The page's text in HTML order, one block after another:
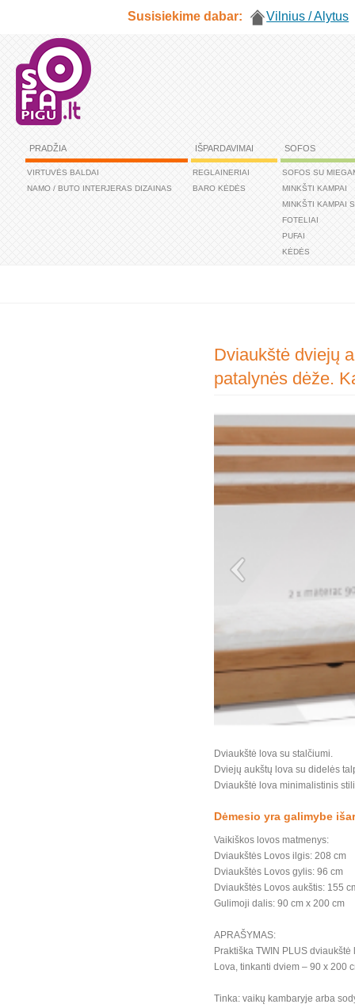
Susisiekime dabar: Vilnius / Alytus
PRADŽIA
VIRTUVĖS BALDAI
NAMO / BUTO INTERJERAS DIZAINAS
IŠPARDAVIMAI
REGLAINERIAI
BARO KĖDĖS
SOFOS
SOFOS SU
MINKŠTI KAMPAI
MINKŠTI KAMPAI
FOTELIAI
PUFAI
KĖDĖS
Dviaukštė dviejų
patalynės dėže.
Dviaukštė lova su stalčiumi.
Dviejų aukštų lova su didelės
Dviaukštė lova minimalistinis
Dėmesio yra galimybe
Vaikiškos lovos matmenys:
Dviaukštės Lovos ilgis: 208 cm
Dviaukštės Lovos gylis: 96 cm
Dviaukštės Lovos aukštis: 155
Gulimoji dalis: 90 cm x 200 cm
APRAŠYMAS:
Praktiška TWIN PLUS
Lova, tinkanti dviem – 90 x 200
Tinka: vaikų kambaryje arba